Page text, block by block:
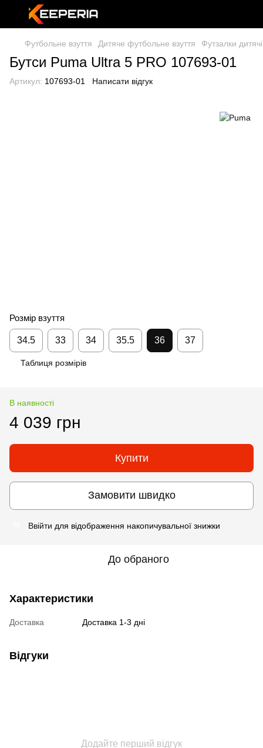
Футбольне взуття Дитяче футбольне взуття Футзалки дитячі
Бутси Puma Ultra 5 PRO 107693-01
Артикул: 107693-01 Написати відгук
Розмір взуття
34.5 33 34 35.5 36 37
Таблиця розмірів
В наявності
4 039 грн
Купити
Замовити швидко
Ввійти для відображення накопичувальної знижки
До обраного
Характеристики
Доставка Доставка 1-3 дні
Відгуки
Додайте перший відгук